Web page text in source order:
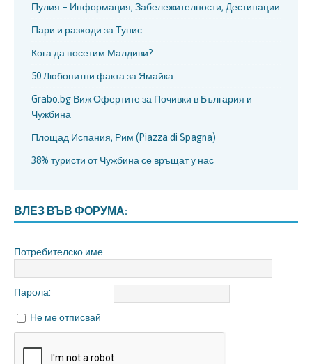
Пулия – Информация, Забележителности, Дестинации
Пари и разходи за Тунис
Кога да посетим Малдиви?
50 Любопитни факта за Ямайка
Grabo.bg Виж Офертите за Почивки в България и
Чужбина
Площад Испания, Рим (Piazza di Spagna)
38% туристи от Чужбина се връщат у нас
ВЛЕЗ ВЪВ ФОРУМА:
Потребителско име:
Парола:
Не ме отписвай